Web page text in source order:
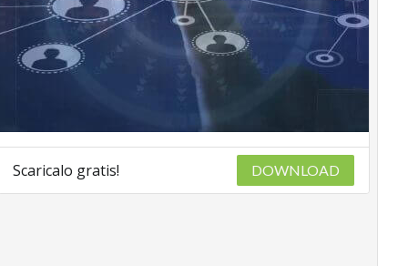
Scaricalo gratis! DOWNLOAD